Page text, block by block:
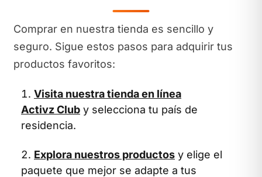
Comprar en nuestra tienda es sencillo y
seguro. Sigue estos pasos para adquirir tus
productos favoritos:
Visita nuestra tienda en línea
Activz Club y selecciona tu país de
residencia.
Explora nuestros productos y elige el
paquete que mejor se adapte a tus